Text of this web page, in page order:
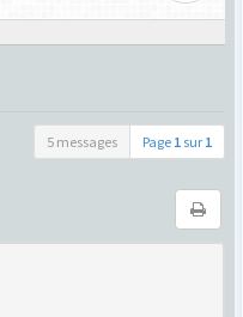
5 messages Page 1 sur 1